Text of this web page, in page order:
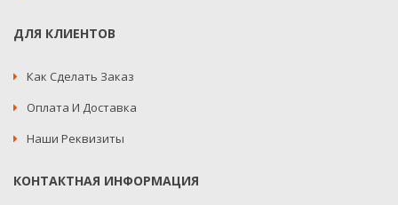
ДЛЯ КЛИЕНТОВ
Как Сделать Заказ
Оплата И Доставка
Наши Реквизиты
КОНТАКТНАЯ ИНФОРМАЦИЯ